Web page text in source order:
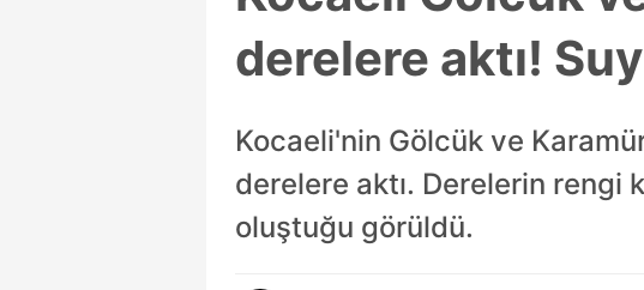
derelere aktı!
Kocaeli'nin Gölcük ve
derelere aktı. Derelerin rengi
oluştuğu görüldü.